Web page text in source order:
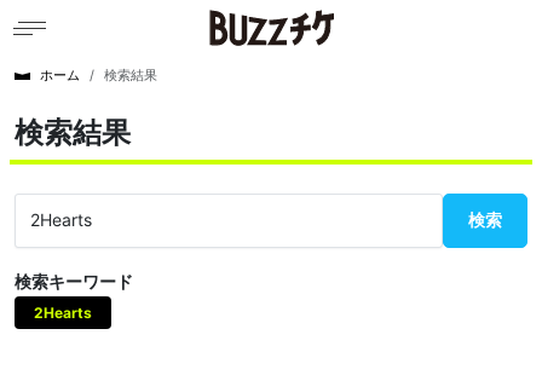
ホーム 検索結果
検索結果
検索
検索キーワード
2Hearts